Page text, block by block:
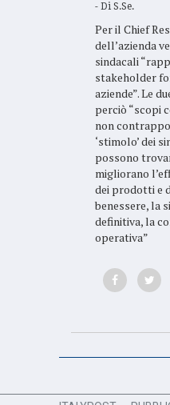
Di S.Se.
Per il Chief
dell’azienda
sindacali
stakeholder
aziende”. Le
perciò “scopi
non
‘stimolo’ dei
possono
migliorano
dei prodotti e
benessere, la
definitiva, la
operativa”